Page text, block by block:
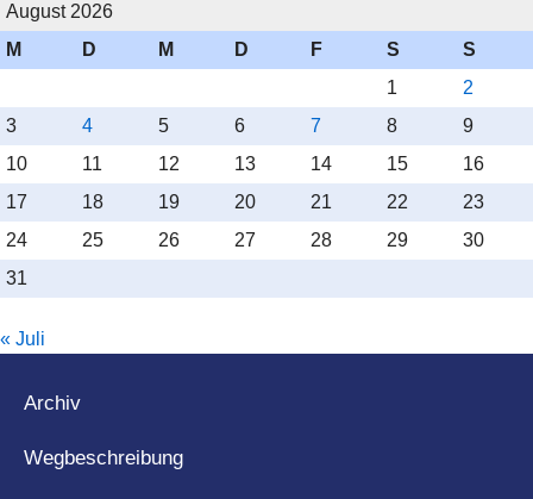
August 2026
M
D M D F S
S
1
2
3
4 5 6 7 8
9
10
11 12 13 14 15
16
17
18 19 20 21 22
23
24
25 26 27 28 29
30
31
« Juli
Archiv
Wegbeschreibung